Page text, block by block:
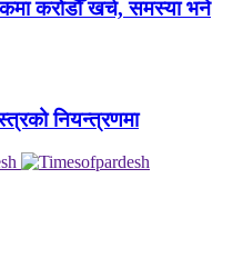
करोडौँ खर्च, समस्या भने
नियन्त्रणमा